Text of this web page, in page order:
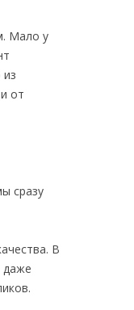
Мало у
от
сразу
В
даже